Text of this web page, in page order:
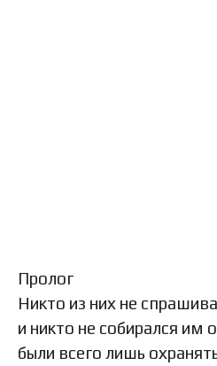
Пролог
Никто из них не
и никто не собирался им
были всего лишь